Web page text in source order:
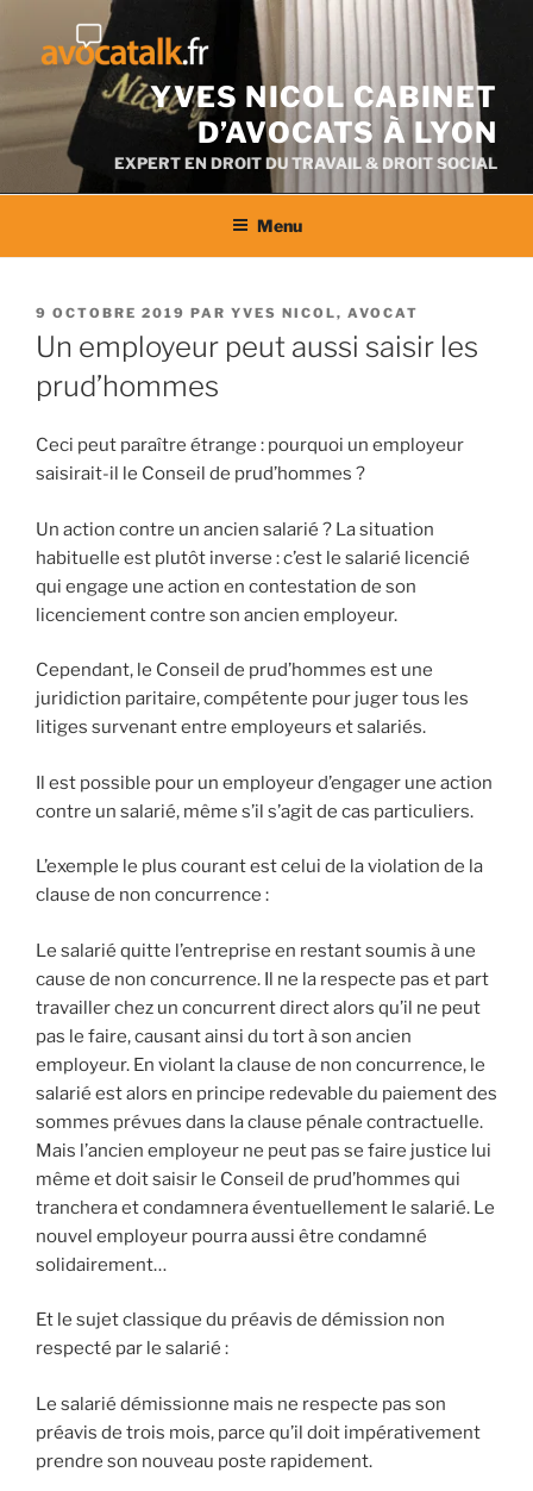
contenu
YVES NICOL CABINET
D’AVOCATS À LYON
EXPERT EN DROIT DU TRAVAIL & DROIT SOCIAL
Menu
PUBLIÉ
LE
9 OCTOBRE 2019 PAR YVES NICOL, AVOCAT
Un employeur peut aussi saisir les
prud’hommes
Ceci peut paraître étrange : pourquoi un employeur
saisirait-il le Conseil de prud’hommes ?
Un action contre un ancien salarié ? La situation
habituelle est plutôt inverse : c’est le salarié licencié
qui engage une action en contestation de son
licenciement contre son ancien employeur.
Cependant, le Conseil de prud’hommes est une
juridiction paritaire, compétente pour juger tous les
litiges survenant entre employeurs et salariés.
Il est possible pour un employeur d’engager une action
contre un salarié, même s’il s’agit de cas particuliers.
L’exemple le plus courant est celui de la violation de la
clause de non concurrence :
Le salarié quitte l’entreprise en restant soumis à une
cause de non concurrence. Il ne la respecte pas et part
travailler chez un concurrent direct alors qu’il ne peut
pas le faire, causant ainsi du tort à son ancien
employeur. En violant la clause de non concurrence, le
salarié est alors en principe redevable du paiement des
sommes prévues dans la clause pénale contractuelle.
Mais l’ancien employeur ne peut pas se faire justice lui
même et doit saisir le Conseil de prud’hommes qui
tranchera et condamnera éventuellement le salarié. Le
nouvel employeur pourra aussi être condamné
solidairement…
Et le sujet classique du préavis de démission non
respecté par le salarié :
Le salarié démissionne mais ne respecte pas son
préavis de trois mois, parce qu’il doit impérativement
prendre son nouveau poste rapidement.